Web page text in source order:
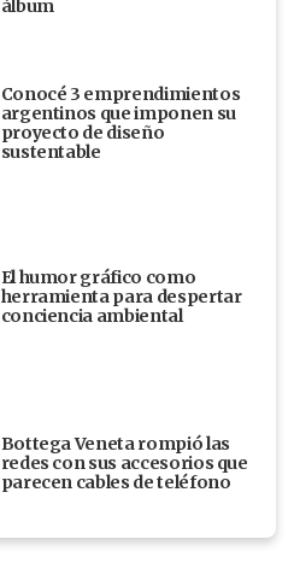
álbum
Conocé 3 emprendimientos
argentinos que imponen su
proyecto de diseño
sustentable
El humor gráfico como
herramienta para despertar
conciencia ambiental
Bottega Veneta rompió las
redes con sus accesorios que
parecen cables de teléfono